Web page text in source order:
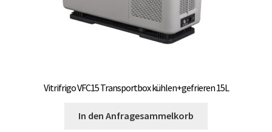
Vitrifrigo VFC15 Transportbox kühlen+gefrieren 15L
In den Anfragesammelkorb